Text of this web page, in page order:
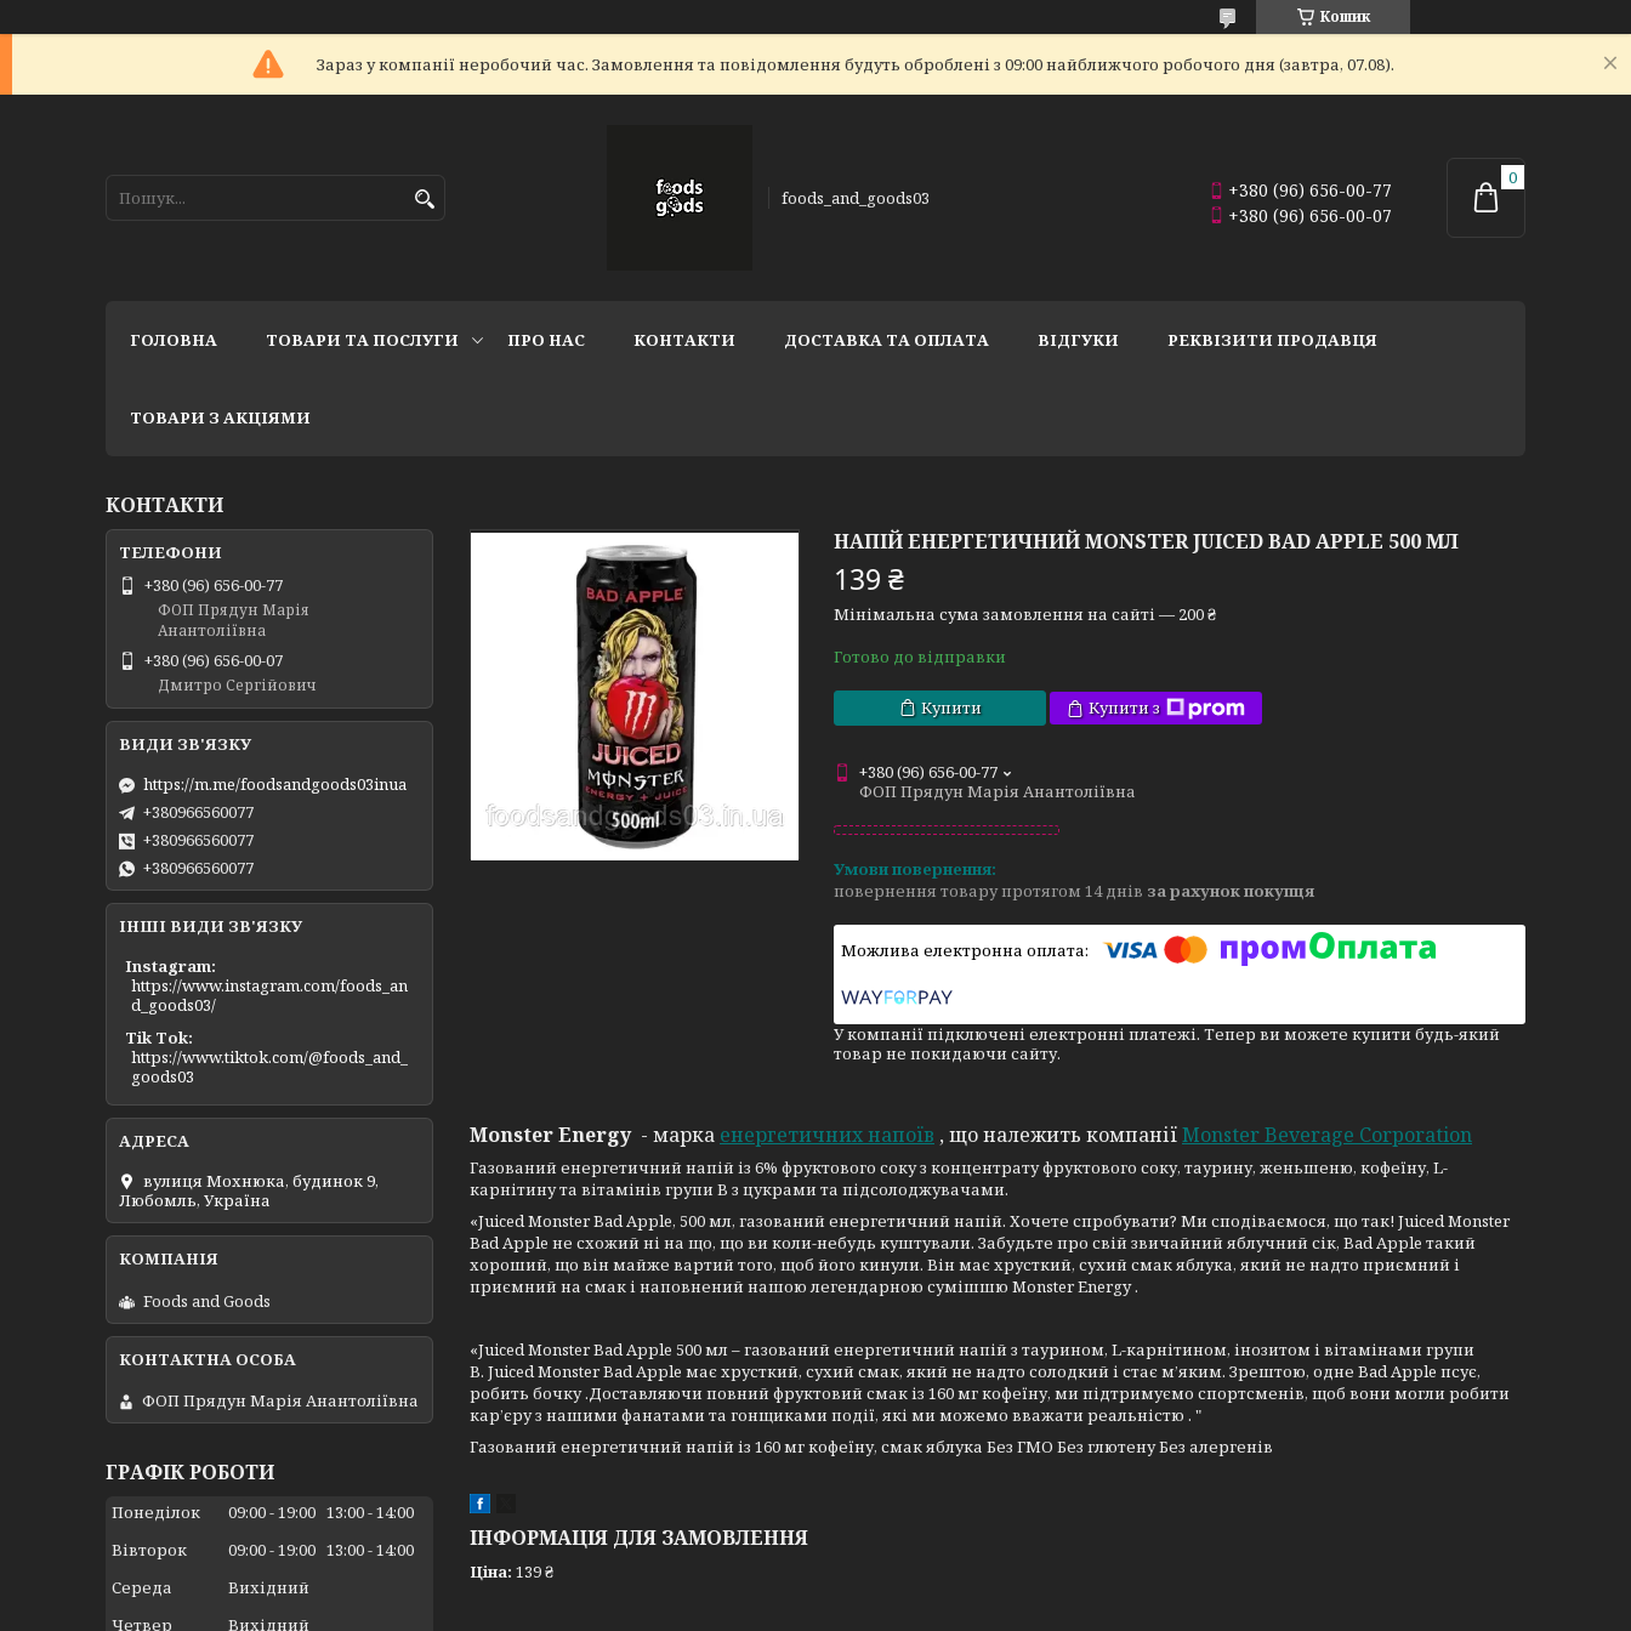
Кошик
Зараз у компанії неробочий час. Замовлення та повідомлення будуть оброблені з 09:00 найближчого робочого дня (завтра, 07.08).
foods_and_goods03
+380 (96) 656-00-77
+380 (96) 656-00-07
ГОЛОВНА ТОВАРИ ТА ПОСЛУГИ ПРО НАС КОНТАКТИ ДОСТАВКА ТА ОПЛАТА ВІДГУКИ РЕКВІЗИТИ ПРОДАВЦЯ
ТОВАРИ З АКЦІЯМИ
НАПІЙ ЕНЕРГЕТИЧНИЙ MONSTER JUICED BAD APPLE 500 МЛ
139 ₴
Мінімальна сума замовлення на сайті — 200 ₴
Готово до відправки
Купити Купити з
+380 (96) 656-00-77
ФОП Прядун Марія Анантоліївна
повернення товару протягом 14 днів за рахунок покупця
У компанії підключені електронні платежі. Тепер ви можете купити будь-який
товар не покидаючи сайту.
Monster Energy- марка енергетичних напоїв , що належить компаніїMonster Beverage Corporation
Газований енергетичний напій із 6% фруктового соку з концентрату фруктового соку, таурину, женьшеню, кофеїну, L-
карнітину та вітамінів групи В з цукрами та підсолоджувачами.
«Juiced Monster Bad Apple, 500 мл, газований енергетичний напій. Хочете спробувати? Ми сподіваємося, що так! Juiced Monster
Bad Apple не схожий ні на що, що ви коли-небудь куштували. Забудьте про свій звичайний яблучний сік, Bad Apple такий
хороший, що він майже вартий того, щоб його кинули. Він має хрусткий, сухий смак яблука, який не надто приємний і
приємний на смак і наповнений нашою легендарною сумішшю Monster Energy .
«Juiced Monster Bad Apple 500 мл – газований енергетичний напій з таурином, L-карнітином, інозитом і вітамінами групи
В. Juiced Monster Bad Apple має хрусткий, сухий смак, який не надто солодкий і стає м’яким. Зрештою, одне Bad Apple псує,
робить бочку .Доставляючи повний фруктовий смак із 160 мг кофеїну, ми підтримуємо спортсменів, щоб вони могли робити
кар’єру з нашими фанатами та гонщиками події, які ми можемо вважати реальністю . "
Газований енергетичний напій із 160 мг кофеїну, смак яблука Без ГМО Без глютену Без алергенів
ІНФОРМАЦІЯ ДЛЯ ЗАМОВЛЕННЯ
Ціна: 139 ₴
КОНТАКТИ
+380 (96) 656-00-77
ФОП Прядун Марія
Анантоліївна
+380 (96) 656-00-07
Дмитро Сергійович
https://m.me/foodsandgoods03inua
+380966560077
+380966560077
+380966560077
ІНШІ ВИДИ ЗВ'ЯЗКУ
Instagram
https://www.instagram.com/foods_an
d_goods03/
Tik Tok
https://www.tiktok.com/@foods_and_
goods03
вулиця Мохнюка, будинок 9,
Любомль, Україна
Foods and Goods
ФОП Прядун Марія Анантоліївна
ГРАФІК РОБОТИ
Понеділок 09:00 19:00 13:00 14:00
Вівторок
09:00 19:00 13:00 14:00
Середа
Вихідний
Четвер
Вихідний